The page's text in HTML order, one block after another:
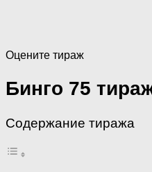
Оцените тираж
Бинго 75
Содержание тиража